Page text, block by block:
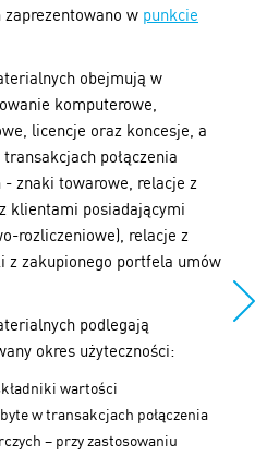
zaprezentowano w punkcie
obejmują w
komputerowe,
licencje oraz koncesje, a
połączenia
- znaki towarowe, relacje z
klientami posiadającymi
rozliczeniowe), relacje z
z zakupionego portfela umów
podlegają
okres użyteczności:
wartości
w transakcjach połączenia
– przy zastosowaniu